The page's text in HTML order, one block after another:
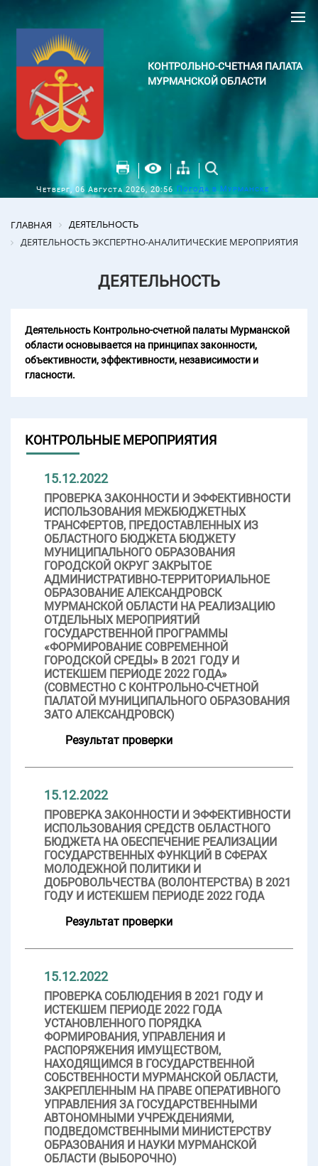
КОНТРОЛЬНО-СЧЕТНАЯ ПАЛАТА
МУРМАНСКОЙ ОБЛАСТИ
Четверг, 06 Августа 2026, 20:56 Погода в Мурманске
ГЛАВНАЯ
ДЕЯТЕЛЬНОСТЬ
ДЕЯТЕЛЬНОСТЬ ЭКСПЕРТНО-АНАЛИТИЧЕСКИЕ МЕРОПРИЯТИЯ
ДЕЯТЕЛЬНОСТЬ
Деятельность Контрольно-счетной палаты Мурманской
области основывается на принципах законности,
объективности, эффективности, независимости и
гласности.
КОНТРОЛЬНЫЕ МЕРОПРИЯТИЯ
15.12.2022
ПРОВЕРКА ЗАКОННОСТИ И ЭФФЕКТИВНОСТИ
ИСПОЛЬЗОВАНИЯ МЕЖБЮДЖЕТНЫХ
ТРАНСФЕРТОВ, ПРЕДОСТАВЛЕННЫХ ИЗ
ОБЛАСТНОГО БЮДЖЕТА БЮДЖЕТУ
МУНИЦИПАЛЬНОГО ОБРАЗОВАНИЯ
ГОРОДСКОЙ ОКРУГ ЗАКРЫТОЕ
АДМИНИСТРАТИВНО-ТЕРРИТОРИАЛЬНОЕ
ОБРАЗОВАНИЕ АЛЕКСАНДРОВСК
МУРМАНСКОЙ ОБЛАСТИ НА РЕАЛИЗАЦИЮ
ОТДЕЛЬНЫХ МЕРОПРИЯТИЙ
ГОСУДАРСТВЕННОЙ ПРОГРАММЫ
«ФОРМИРОВАНИЕ СОВРЕМЕННОЙ
ГОРОДСКОЙ СРЕДЫ» В 2021 ГОДУ И
ИСТЕКШЕМ ПЕРИОДЕ 2022 ГОДА»
(СОВМЕСТНО С КОНТРОЛЬНО-СЧЕТНОЙ
ПАЛАТОЙ МУНИЦИПАЛЬНОГО ОБРАЗОВАНИЯ
ЗАТО АЛЕКСАНДРОВСК)
Результат проверки
15.12.2022
ПРОВЕРКА ЗАКОННОСТИ И ЭФФЕКТИВНОСТИ
ИСПОЛЬЗОВАНИЯ СРЕДСТВ ОБЛАСТНОГО
БЮДЖЕТА НА ОБЕСПЕЧЕНИЕ РЕАЛИЗАЦИИ
ГОСУДАРСТВЕННЫХ ФУНКЦИЙ В СФЕРАХ
МОЛОДЕЖНОЙ ПОЛИТИКИ И
ДОБРОВОЛЬЧЕСТВА (ВОЛОНТЕРСТВА) В 2021
ГОДУ И ИСТЕКШЕМ ПЕРИОДЕ 2022 ГОДА
Результат проверки
15.12.2022
ПРОВЕРКА СОБЛЮДЕНИЯ В 2021 ГОДУ И
ИСТЕКШЕМ ПЕРИОДЕ 2022 ГОДА
УСТАНОВЛЕННОГО ПОРЯДКА
ФОРМИРОВАНИЯ, УПРАВЛЕНИЯ И
РАСПОРЯЖЕНИЯ ИМУЩЕСТВОМ,
НАХОДЯЩИМСЯ В ГОСУДАРСТВЕННОЙ
СОБСТВЕННОСТИ МУРМАНСКОЙ ОБЛАСТИ,
ЗАКРЕПЛЕННЫМ НА ПРАВЕ ОПЕРАТИВНОГО
УПРАВЛЕНИЯ ЗА ГОСУДАРСТВЕННЫМИ
АВТОНОМНЫМИ УЧРЕЖДЕНИЯМИ,
ПОДВЕДОМСТВЕННЫМИ МИНИСТЕРСТВУ
ОБРАЗОВАНИЯ И НАУКИ МУРМАНСКОЙ
ОБЛАСТИ (ВЫБОРОЧНО)